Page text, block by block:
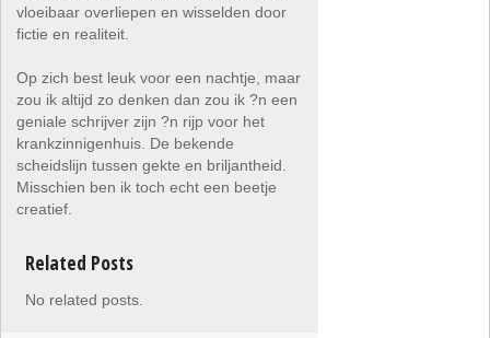
vloeibaar overliepen en wisselden door
fictie en realiteit.
Op zich best leuk voor een nachtje, maar
zou ik altijd zo denken dan zou ik ?n een
geniale schrijver zijn ?n rijp voor het
krankzinnigenhuis. De bekende
scheidslijn tussen gekte en briljantheid.
Misschien ben ik toch echt een beetje
creatief.
Related Posts
No related posts.